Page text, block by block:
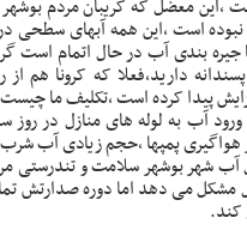
،این معضل که گریبان مردم
است ،این همه آبهای سطحی در
جیره بندی آب در حال اتمام است
دارید،فعلا که کرونا
پیدا کرده است ،تکلیف ما
ورود آب به لوله های منازل در
هواگیری پمپها ،حجم زیادی آب
آب شهر بوشهر سلامت و تندرستی
مشکل می دهد اما دوره صدارتش
کند.